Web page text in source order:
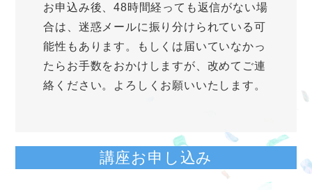
お申込み後、48時間経っても返信がない場
合は、迷惑メールに振り分けられている可
能性もあります。もしくは届いていなかっ
たらお手数をおかけしますが、改めてご連
絡ください。よろしくお願いいたします。
講座お申し込み